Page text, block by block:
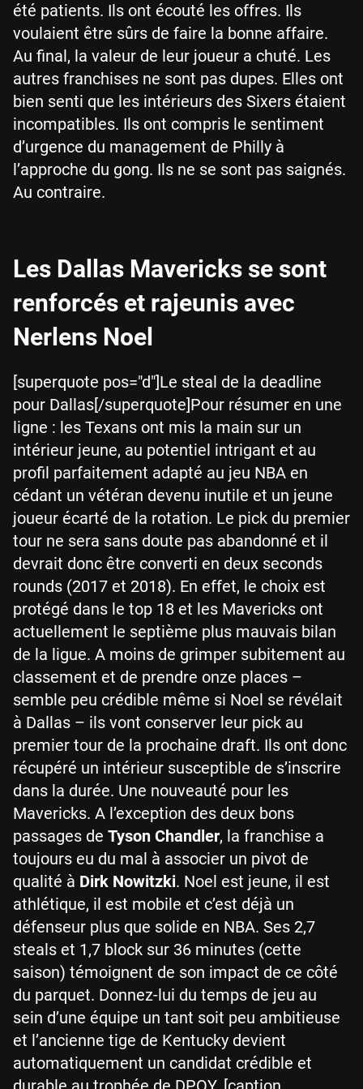
été patients. Ils ont écouté les offres. Ils
voulaient être sûrs de faire la bonne affaire.
Au final, la valeur de leur joueur a chuté. Les
autres franchises ne sont pas dupes. Elles ont
bien senti que les intérieurs des Sixers étaient
incompatibles. Ils ont compris le sentiment
d’urgence du management de Philly à
l’approche du gong. Ils ne se sont pas saignés.
Au contraire.
Les Dallas Mavericks se sont
renforcés et rajeunis avec
Nerlens Noel
[superquote pos="d"]Le steal de la deadline
pour Dallas[/superquote]Pour résumer en une
ligne : les Texans ont mis la main sur un
intérieur jeune, au potentiel intrigant et au
profil parfaitement adapté au jeu NBA en
cédant un vétéran devenu inutile et un jeune
joueur écarté de la rotation. Le pick du premier
tour ne sera sans doute pas abandonné et il
devrait donc être converti en deux seconds
rounds (2017 et 2018). En effet, le choix est
protégé dans le top 18 et les Mavericks ont
actuellement le septième plus mauvais bilan
de la ligue. A moins de grimper subitement au
classement et de prendre onze places –
semble peu crédible même si Noel se révélait
à Dallas – ils vont conserver leur pick au
premier tour de la prochaine draft. Ils ont donc
récupéré un intérieur susceptible de s’inscrire
dans la durée. Une nouveauté pour les
Mavericks. A l’exception des deux bons
passages de Tyson Chandler, la franchise a
toujours eu du mal à associer un pivot de
qualité à Dirk Nowitzki. Noel est jeune, il est
athlétique, il est mobile et c’est déjà un
défenseur plus que solide en NBA. Ses 2,7
steals et 1,7 block sur 36 minutes (cette
saison) témoignent de son impact de ce côté
du parquet. Donnez-lui du temps de jeu au
sein d’une équipe un tant soit peu ambitieuse
et l’ancienne tige de Kentucky devient
automatiquement un candidat crédible et